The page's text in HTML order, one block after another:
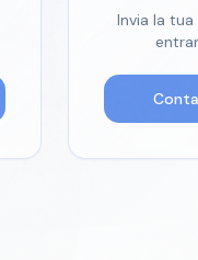
Invia la